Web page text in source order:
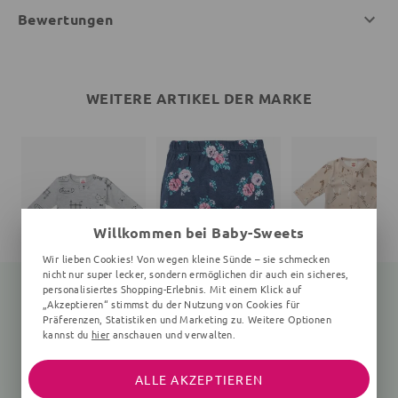
Bewertungen
WEITERE ARTIKEL DER MARKE
Body Hund
14,80 €
Leggings
16,99 € 22,99 €
Willkommen bei Baby-Sweets
Wir lieben Cookies! Von wegen kleine Sünde – sie schmecken
nicht nur super lecker, sondern ermöglichen dir auch ein sicheres,
personalisiertes Shopping-Erlebnis. Mit einem Klick auf
„Akzeptieren“ stimmst du der Nutzung von Cookies für
Präferenzen, Statistiken und Marketing zu. Weitere Optionen
kannst du hier anschauen und verwalten.
ALLE AKZEPTIEREN